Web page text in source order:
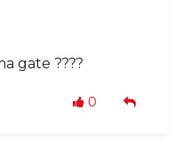
gate ????
0